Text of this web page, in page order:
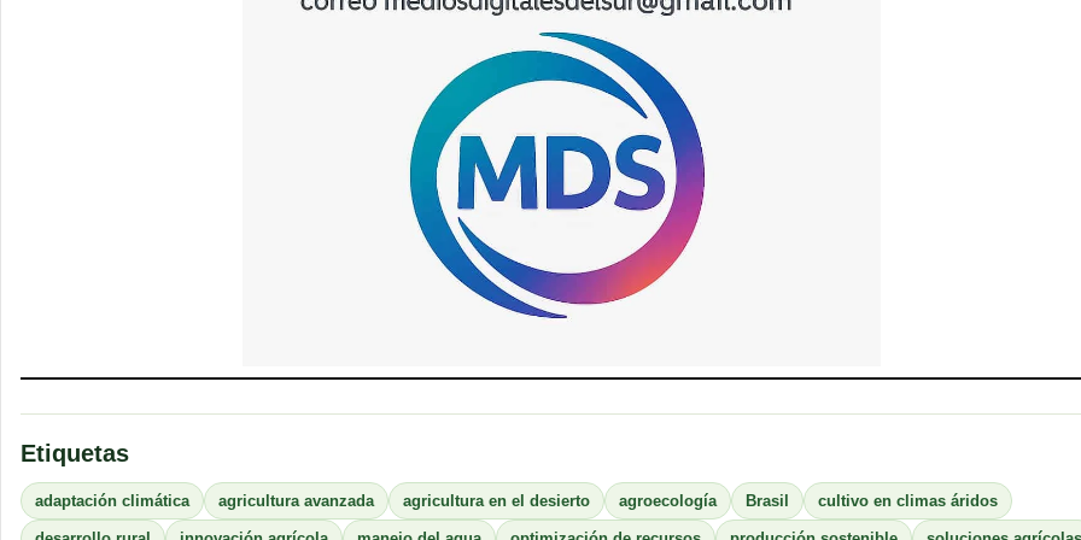
Etiquetas
adaptación climática agricultura avanzada agricultura en el desierto agroecología Brasil cultivo en climas áridos